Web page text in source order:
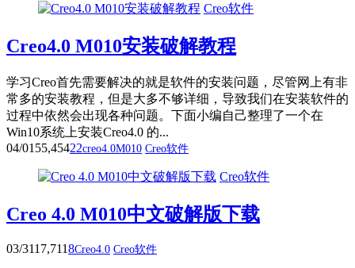
Creo软件
Creo4.0 M010安装破解教程
学习Creo首先需要解决的就是软件的安装问题，尽管网上有非
常多的安装教程，但是大多不够详细，导致我们在安装软件的
过程中依然会出现各种问题。下面小编自己整理了一个在
Win10系统上安装Creo4.0 的...
04/01 55,45422creo4.0M010 Creo软件
Creo软件
Creo 4.0 M010中文破解版下载
03/3117,7118Creo4.0 Creo软件